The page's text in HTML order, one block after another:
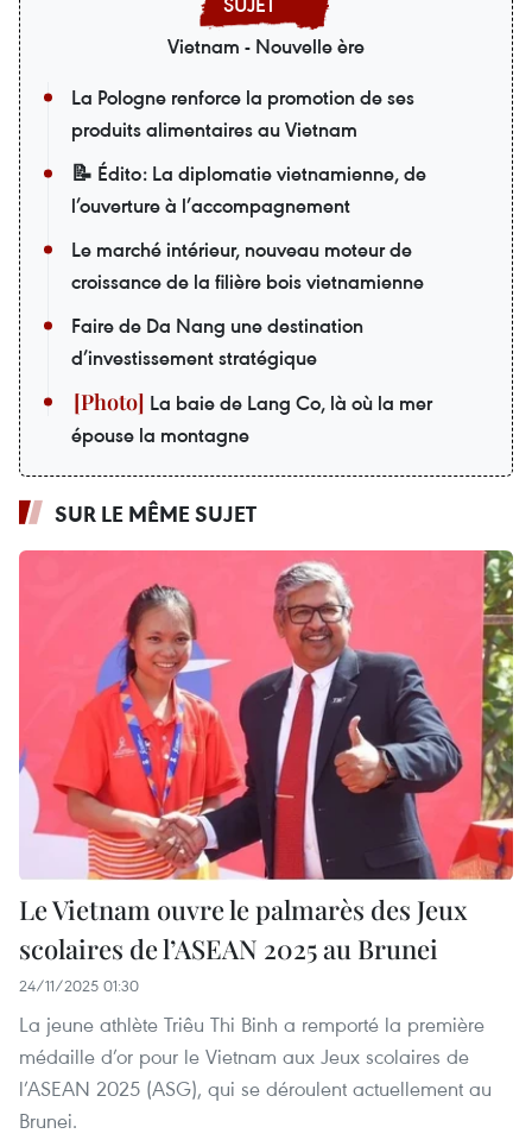
Vietnam - Nouvelle ère
La Pologne renforce la promotion de ses
produits alimentaires au Vietnam
📝 Édito: La diplomatie vietnamienne, de
l’ouverture à l’accompagnement
Le marché intérieur, nouveau moteur de
croissance de la filière bois vietnamienne
Faire de Da Nang une destination
d’investissement stratégique
La baie de Lang Co, là où la mer
épouse la montagne
SUR LE MÊME SUJET
Le Vietnam ouvre le palmarès des Jeux
scolaires de l’ASEAN 2025 au Brunei
24/11/2025 01:30
La jeune athlète Triêu Thi Binh a remporté la première
médaille d’or pour le Vietnam aux Jeux scolaires de
l’ASEAN 2025 (ASG), qui se déroulent actuellement au
Brunei.